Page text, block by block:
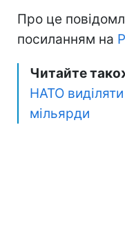
Про це
посиланням на
Читайте
НАТО виділяти
мільярди